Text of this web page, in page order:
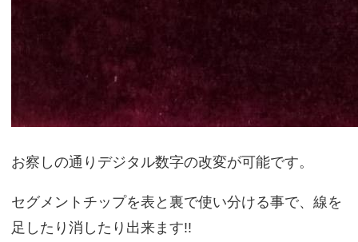
お察しの通りデジタル数字の改変が可能です。
セグメントチップを表と裏で使い分ける事で、線を
足したり消したり出来ます!!